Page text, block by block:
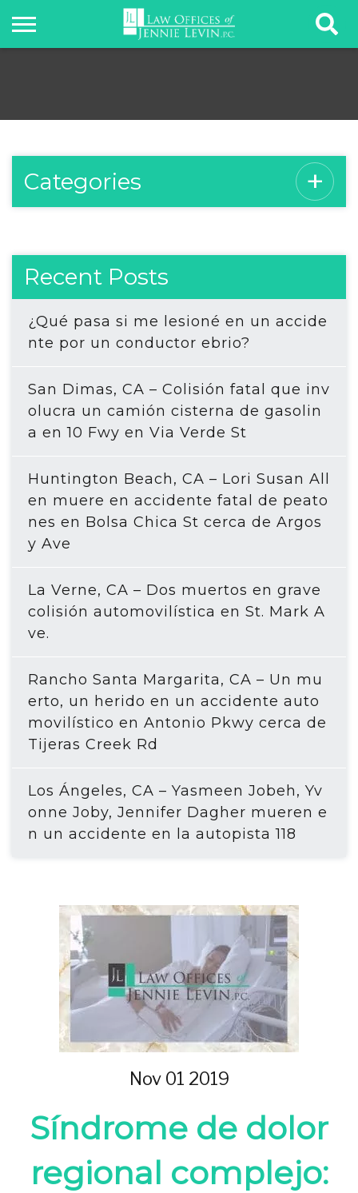
Categories
Recent Posts
¿Qué pasa si me lesioné en un accide
nte por un conductor ebrio?
San Dimas, CA – Colisión fatal que inv
olucra un camión cisterna de gasolin
a en 10 Fwy en Via Verde St
Huntington Beach, CA – Lori Susan All
en muere en accidente fatal de peato
nes en Bolsa Chica St cerca de Argos
y Ave
La Verne, CA – Dos muertos en grave
colisión automovilística en St. Mark A
ve.
Rancho Santa Margarita, CA – Un mu
erto, un herido en un accidente auto
movilístico en Antonio Pkwy cerca de
Tijeras Creek Rd
Los Ángeles, CA – Yasmeen Jobeh, Yv
onne Joby, Jennifer Dagher mueren e
n un accidente en la autopista 118
Nov 01 2019
Síndrome de dolor
regional complejo: